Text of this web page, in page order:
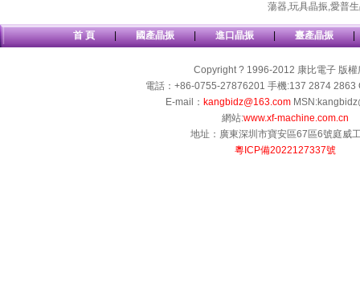
蕩器,玩具晶振,愛普
首 頁 | 國產晶振 | 進口晶振 | 臺產晶振 |
Copyright ? 1996-2012 康比電子 版權
電話：+86-0755-27876201 手機:137 2874 2863
E-mail： kangbidz@163.com
網站:www.xf-machine.com.cn
地址：廣東深圳市寶安區67區6號庭威
粵ICP備2022127337號